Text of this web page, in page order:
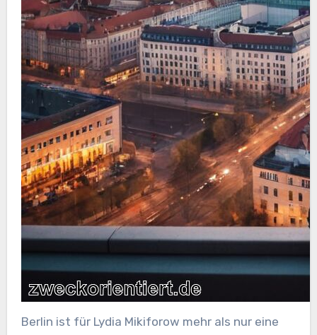
Berlin ist für Lydia Mikiforow mehr als nur eine